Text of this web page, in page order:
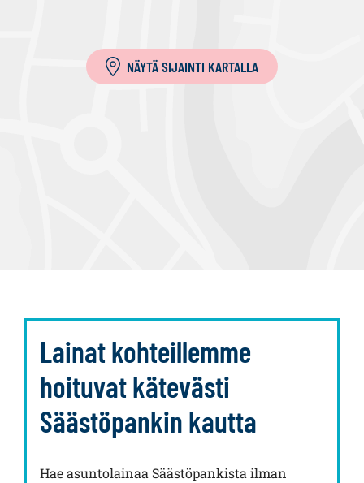
NÄYTÄ SIJAINTI KARTALLA
Lainat kohteillemme
hoituvat kätevästi
Säästöpankin kautta
Hae asuntolainaa Säästöpankista ilman